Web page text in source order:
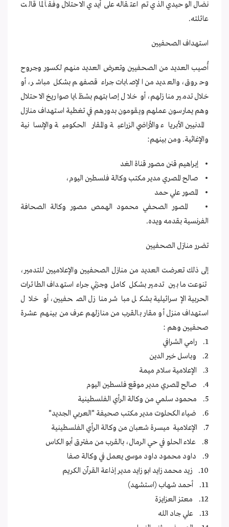
نضال الوحيدي الذي تم اعتقاله على أيدي الاحتلال وفقاً لما قالت
عائلته.
استهداف الصحفيين
أُصيب العديد من الصحفيين وتعرض العديد منهم لكسور وجروح
وحروق، والعديد من الإصابات جراء قصفهم بشكل مباشر، أو
خلال تدمير منازلهم، أو خلال إصابتهم بشظايا صواريخ الاحتلال
وهم يمارسون عملهم ويقومون بدورهم في تغطية استهداف منازل
المدنيين الأبرياء والأراضي الزراعية والمقار الحكومية والإنسانية
والإغاثية. ومن بينهم:
• إبراهيم قنن مصور قناة الغد
• صالح المصري مدير مكتب وكالة فلسطين اليوم،
• المصور علي حمد
• المصور الصحفي محمود الهمص مصور وكالة الصحافة
الفرنسية بقدمه ويده.
تضرر منازل الصحفيين
إلى ذلك تعرضت العديد من منازل الصحفيين والإعلاميين للتدمير،
تنوعت ما بين تدمير بشكل كامل وجزئي جراء استهداف الطائرات
الحربية الإسرائيلية بشكل مباشر منازل الصحفيين، أو خلال
استهداف منزل أو مقار بالقرب من منازلهم عرف من بينهم عشرة
صحفيين وهم :
1. رامي الشرافي
2. وباسل خير الدين
3. الإعلامية سلام ميمة
4. صالح المصري مدير موقع فلسطين اليوم
5. محمود سلمي من وكالة الرأي الفلسطينية
6. ضياء الكحلوت مدير مكتب صحيفة "العربي الجديد"
7. الإعلامية ميسرة شعبان من وكالة الرأي الفلسطينية
8. علاء الحلو في حي الرمال، بالقرب من مفترق أبو الكاس
9. داود محمود داود موسى يعمل في وكالة صفا
10. زيد محمد زايد ابو زايد مدير إذاعة القرآن الكريم
11. أحمد شهاب (استشهد)
12. معتز العزايزة
13. علي جاد الله